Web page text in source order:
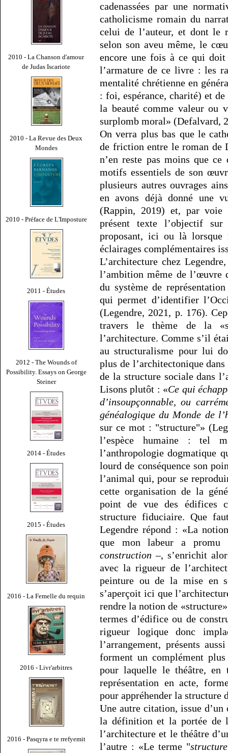
2010 - La Chanson d'amour
de Judas Iscariote
2010 - La Revue des Deux
Mondes
2010 - Préface de L'Imposture
2011 - Études
2012 - The Wounds of
Possibility. Essays on George
Steiner
2014 - Études
2015 - Études
2016 - La Femelle du requin
2016 - Livr'arbitres
2016 - Pasqyra e te rrefyemit
cadenassées par une
catholicisme romain du
celui de l’auteur, et dont le
selon son aveu même, le
encore une fois à ce qui
l’armature de ce livre : les
mentalité chrétienne en
: foi, espérance, charité) et
la beauté comme valeur ou
surplomb moral» (Defalvard,
On verra plus bas que le
de friction entre le roman de
n’en reste pas moins que
motifs essentiels de son
plusieurs autres ouvrages
en avons déjà donné une
(Rappin, 2019) et, par voie
présent texte l’objectif
proposant, ici ou là lorsque
éclairages complémentaires
L’architecture chez
l’ambition même de
du système de
qui permet d’identifier
(Legendre, 2021, p. 176).
travers le thème de la
l’architecture. Comme s’il
au structuralisme pour lui
plus de l’architectonique
de la structure sociale dans
Lisons plutôt : «Ce qui
d’insoupçonnable, ou
généalogique du Monde de
sur ce mot : "structure"»
l’espèce humaine : tel
l’anthropologie dogmatique
lourd de conséquence son
l’animal qui, pour se
cette organisation de la
point de vue des édifices
structure fiduciaire. Que
Legendre répond : «La
que mon labeur a
construction –, s’enrichit
avec la rigueur de
peinture ou de la mise en
s’aperçoit ici que
rendre la notion de
termes d’édifice ou de
rigueur logique donc
l’arrangement, présents
forment un complément
pour laquelle le théâtre, en
représentation en acte,
pour appréhender la structure
Une autre citation, issue
la définition et la portée de
l’architecture et le théâtre
l’autre : «Le terme "structure